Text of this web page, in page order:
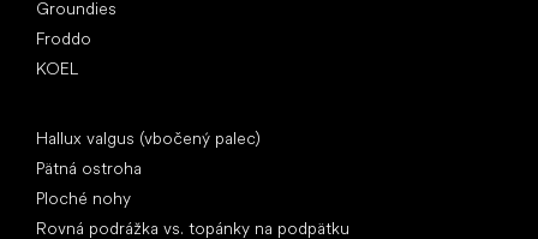
Groundies
Froddo
KOEL
Hallux valgus (vbočený palec)
Pätná ostroha
Ploché nohy
Rovná podrážka vs. topánky na podpätku